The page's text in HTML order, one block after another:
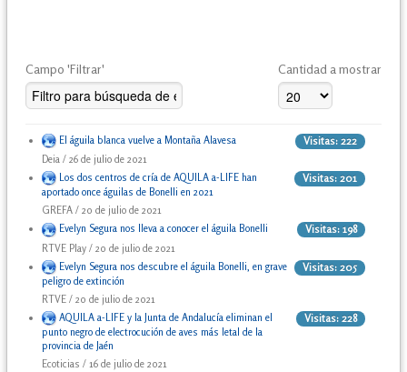
Campo 'Filtrar' Cantidad a mostrar
Visitas: 222
El águila blanca vuelve a Montaña Alavesa
Deia / 26 de julio de 2021
Visitas: 201
Los dos centros de cría de AQUILA a-LIFE han
aportado once águilas de Bonelli en 2021
GREFA / 20 de julio de 2021
Visitas: 198
Evelyn Segura nos lleva a conocer el águila Bonelli
RTVE Play / 20 de julio de 2021
Visitas: 205
Evelyn Segura nos descubre el águila Bonelli, en grave
peligro de extinción
RTVE / 20 de julio de 2021
Visitas: 228
AQUILA a-LIFE y la Junta de Andalucía eliminan el
punto negro de electrocución de aves más letal de la
provincia de Jaén
Ecoticias / 16 de julio de 2021